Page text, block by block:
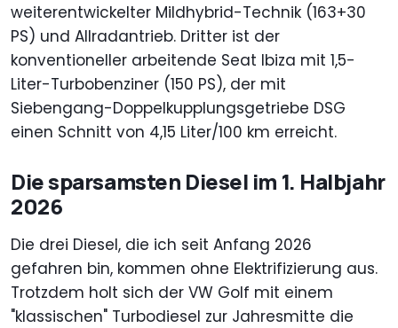
weiterentwickelter Mildhybrid-Technik (163+30
PS) und Allradantrieb. Dritter ist der
konventioneller arbeitende Seat Ibiza mit 1,5-
Liter-Turbobenziner (150 PS), der mit
Siebengang-Doppelkupplungsgetriebe DSG
einen Schnitt von 4,15 Liter/100 km erreicht.
Die sparsamsten Diesel im 1. Halbjahr
2026
Die drei Diesel, die ich seit Anfang 2026
gefahren bin, kommen ohne Elektrifizierung aus.
Trotzdem holt sich der VW Golf mit einem
"klassischen" Turbodiesel zur Jahresmitte die